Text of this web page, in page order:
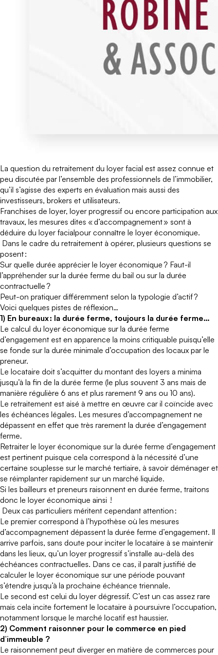
La question du retraitement du loyer facial est assez connue et
peu discutée par l’ensemble des professionnels de l’immobilier,
qu’il s’agisse des experts en évaluation mais aussi des
investisseurs, brokers et utilisateurs.
Franchises de loyer, loyer progressif ou encore participation aux
travaux, les mesures dites « d’accompagnement » sont à
déduire du loyer facialpour connaître le loyer économique.
Dans le cadre du retraitement à opérer, plusieurs questions se
posent :
Sur quelle durée apprécier le loyer économique ? Faut-il
l’appréhender sur la durée ferme du bail ou sur la durée
contractuelle ?
Peut-on pratiquer différemment selon la typologie d’actif ?
Voici quelques pistes de réflexion…
1) En bureaux : la durée ferme, toujours la durée ferme…
Le calcul du loyer économique sur la durée ferme
d’engagement est en apparence la moins critiquable puisqu’elle
se fonde sur la durée minimale d’occupation des locaux par le
preneur.
Le locataire doit s’acquitter du montant des loyers a minima
jusqu’à la fin de la durée ferme (le plus souvent 3 ans mais de
manière régulière 6 ans et plus rarement 9 ans ou 10 ans).
Le retraitement est aisé à mettre en œuvre car il coïncide avec
les échéances légales. Les mesures d’accompagnement ne
dépassent en effet que très rarement la durée d’engagement
ferme.
Retraiter le loyer économique sur la durée ferme d’engagement
est pertinent puisque cela correspond à la nécessité d’une
certaine souplesse sur le marché tertiaire, à savoir déménager et
se réimplanter rapidement sur un marché liquide.
Si les bailleurs et preneurs raisonnent en durée ferme, traitons
donc le loyer économique ainsi !
Deux cas particuliers méritent cependant attention :
Le premier correspond à l’hypothèse où les mesures
d’accompagnement dépassent la durée ferme d’engagement. Il
arrive parfois, sans doute pour inciter le locataire à se maintenir
dans les lieux, qu’un loyer progressif s’installe au-delà des
échéances contractuelles. Dans ce cas, il paraît justifié de
calculer le loyer économique sur une période pouvant
s’étendre jusqu’à la prochaine échéance triennale.
Le second est celui du loyer dégressif. C’est un cas assez rare
mais cela incite fortement le locataire à poursuivre l’occupation,
notamment lorsque le marché locatif est haussier.
2) Comment raisonner pour le commerce en pied
d’immeuble ?
Le raisonnement peut diverger en matière de commerces pour